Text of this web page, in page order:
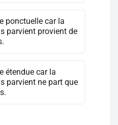
ponctuelle car la
parvient provient de
étendue car la
parvient ne part que